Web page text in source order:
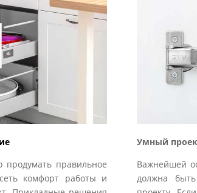
правильное
комфорт работы и
Умный
Важнейшей
должна